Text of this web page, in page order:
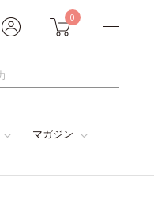
0
マガジン